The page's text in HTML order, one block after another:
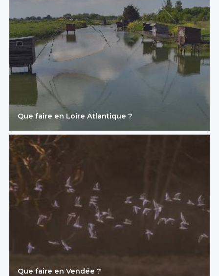
Que faire en Loire Atlantique ?
Que faire en Vendée ?